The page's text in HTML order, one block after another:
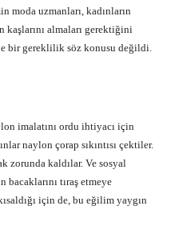
moda uzmanları, kadınların
kaşlarını almaları gerektiğini
bir gereklilik söz konusu değildi.
imalatını ordu ihtiyacı için
naylon çorap sıkıntısı çektiler.
zorunda kaldılar. Ve sosyal
tıraş etmeye
için de, bu eğilim yaygın